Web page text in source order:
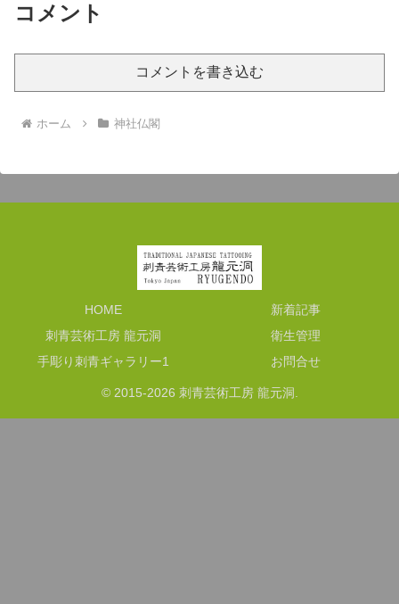
コメント
コメントを書き込む
ホーム 神社仏閣
HOME
新着記事
刺青芸術工房 龍元洞
衛生管理
手彫り刺青ギャラリー1
お問合せ
© 2015-2026 刺青芸術工房 龍元洞.